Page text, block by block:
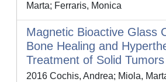
Marta; Ferraris, Monica
Magnetic Bioactive Glass
Bone Healing and
Treatment of Solid Tumors
2016 Cochis, Andrea; Miola,